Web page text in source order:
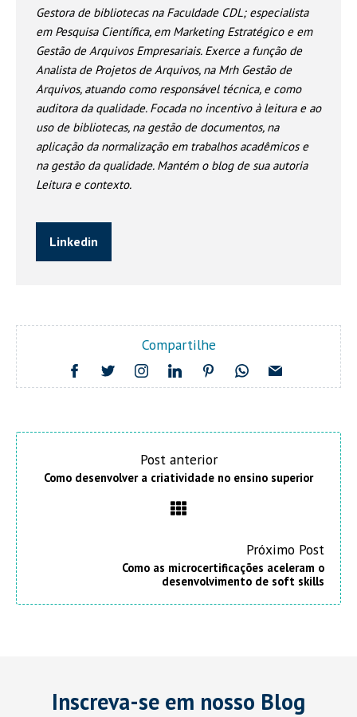
Gestora de bibliotecas na Faculdade CDL; especialista
em Pesquisa Científica, em Marketing Estratégico e em
Gestão de Arquivos Empresariais. Exerce a função de
Analista de Projetos de Arquivos, na Mrh Gestão de
Arquivos, atuando como responsável técnica, e como
auditora da qualidade. Focada no incentivo à leitura e ao
uso de bibliotecas, na gestão de documentos, na
aplicação da normalização em trabalhos acadêmicos e
na gestão da qualidade. Mantém o blog de sua autoria
Leitura e contexto.
Linkedin
Compartilhe
Post anterior
Como desenvolver a criatividade no ensino superior
Próximo Post
Como as microcertificações aceleram o
desenvolvimento de soft skills
Inscreva-se em nosso Blog